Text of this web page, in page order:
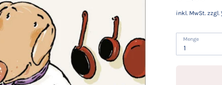
inkl. MwSt. zzgl.
Menge
1